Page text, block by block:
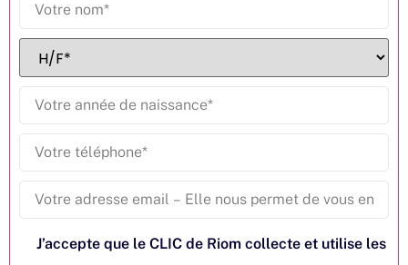
J’accepte que le CLIC de Riom collecte et utilise les